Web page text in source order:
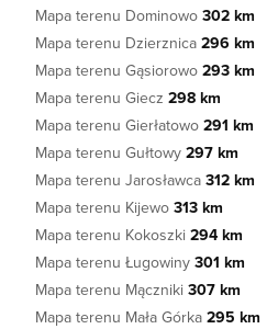
Mapa terenu Dominowo 302 km
Mapa terenu Dzierznica 296 km
Mapa terenu Gąsiorowo 293 km
Mapa terenu Giecz 298 km
Mapa terenu Gierłatowo 291 km
Mapa terenu Gułtowy 297 km
Mapa terenu Jarosławca 312 km
Mapa terenu Kijewo 313 km
Mapa terenu Kokoszki 294 km
Mapa terenu Ługowiny 301 km
Mapa terenu Mączniki 307 km
Mapa terenu Mała Górka 295 km